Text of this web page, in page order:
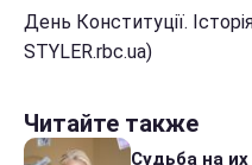
День Конституції.
STYLER.rbc.ua)
Читайте также
Судьба на